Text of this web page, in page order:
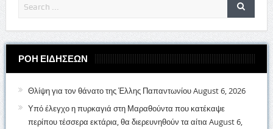
ΡΟΗ ΕΙΔΗΣΕΩΝ
Θλίψη για τον θάνατο της Έλλης ΠαπαντωνίουAugust 6, 2026
Υπό έλεγχο η πυρκαγιά στη Μαραθούντα που κατέκαψε
περίπου τέσσερα εκτάρια, θα διερευνηθούν τα αίτια August 6,